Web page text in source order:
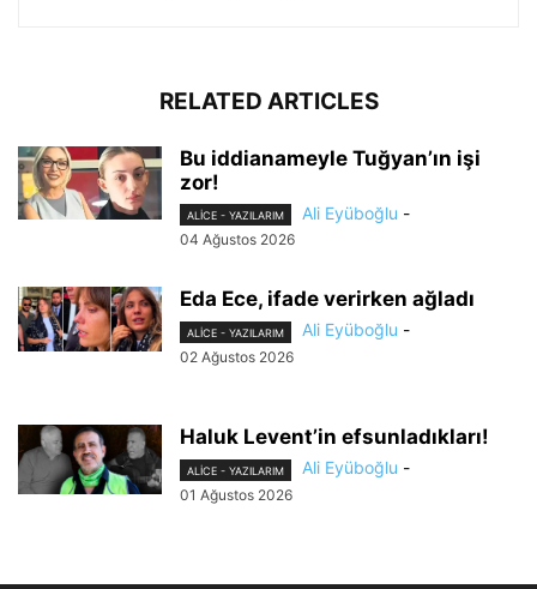
RELATED ARTICLES
Bu iddianameyle Tuğyan’ın işi
zor!
ALİCE - YAZILARIM Ali Eyüboğlu -
04 Ağustos 2026
Eda Ece, ifade verirken ağladı
ALİCE - YAZILARIM Ali Eyüboğlu -
02 Ağustos 2026
Haluk Levent’in efsunladıkları!
ALİCE - YAZILARIM Ali Eyüboğlu -
01 Ağustos 2026